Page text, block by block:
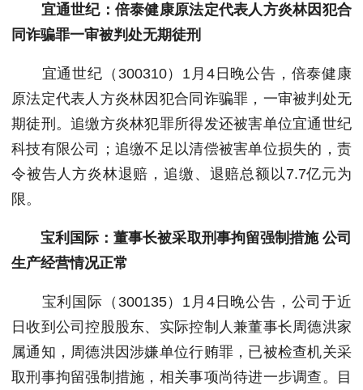
宜通世纪：倍泰健康原法定代表人方炎林因犯合
同诈骗罪一审被判处无期徒刑
宜通世纪（300310）1月4日晚公告，倍泰健康
原法定代表人方炎林因犯合同诈骗罪，一审被判处无
期徒刑。追缴方炎林犯罪所得发还被害单位宜通世纪
科技有限公司；追缴不足以清偿被害单位损失的，责
令被告人方炎林退赔，追缴、退赔总额以7.7亿元为
限。
宝利国际：董事长被采取刑事拘留强制措施 公司
生产经营情况正常
宝利国际（300135）1月4日晚公告，公司于近
日收到公司控股股东、实际控制人兼董事长周德洪家
属通知，周德洪因涉嫌单位行贿罪，已被检查机关采
取刑事拘留强制措施，相关事项尚待进一步调查。目